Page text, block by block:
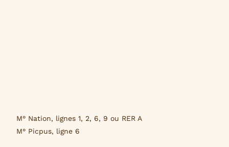
M° Nation, lignes 1, 2, 6, 9 ou RER A
M° Picpus, ligne 6